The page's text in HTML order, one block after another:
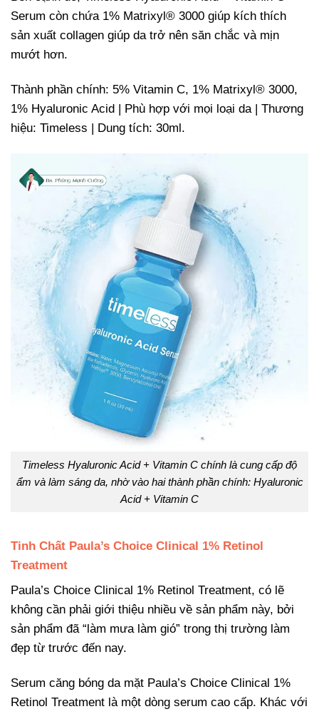
Serum còn chứa 1% Matrixyl®️ 3000 giúp kích thích
sản xuất collagen giúp da trở nên săn chắc và mịn
mướt hơn.
Thành phần chính: 5% Vitamin C, 1% Matrixyl®️ 3000,
1% Hyaluronic Acid | Phù hợp với mọi loại da | Thương
hiệu: Timeless | Dung tích: 30ml.
Timeless Hyaluronic Acid + Vitamin C chính là cung cấp độ
ẩm và làm sáng da, nhờ vào hai thành phần chính: Hyaluronic
Acid + Vitamin C
Tinh Chất Paula’s Choice Clinical 1% Retinol
Treatment
Paula’s Choice Clinical 1% Retinol Treatment, có lẽ
không cần phải giới thiệu nhiều về sản phẩm này, bởi
sản phẩm đã “làm mưa làm gió” trong thị trường làm
đẹp từ trước đến nay.
Serum căng bóng da mặt Paula’s Choice Clinical 1%
Retinol Treatment là một dòng serum cao cấp. Khác với